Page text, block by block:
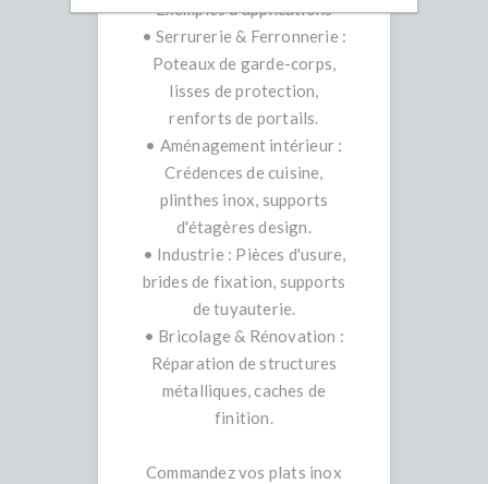
Exemples d'applications
• Serrurerie & Ferronnerie :
Poteaux de garde-corps,
lisses de protection,
renforts de portails.
• Aménagement intérieur :
Crédences de cuisine,
plinthes inox, supports
d'étagères design.
• Industrie : Pièces d'usure,
brides de fixation, supports
de tuyauterie.
• Bricolage & Rénovation :
Réparation de structures
métalliques, caches de
finition.
Commandez vos plats inox